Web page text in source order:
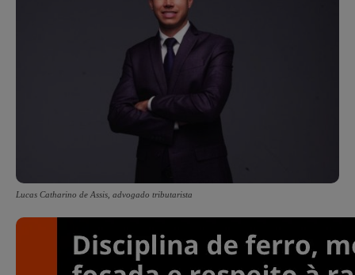
Lucas Catharino de Assis, advogado tributarista